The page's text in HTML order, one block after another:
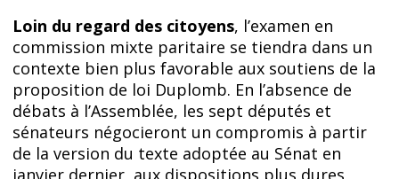
Loin du regard des citoyens, l’examen en
commission mixte paritaire se tiendra dans un
contexte bien plus favorable aux soutiens de la
proposition de loi Duplomb. En l’absence de
débats à l’Assemblée, les sept députés et
sénateurs négocieront un compromis à partir
de la version du texte adoptée au Sénat en
janvier dernier, aux dispositions plus dures